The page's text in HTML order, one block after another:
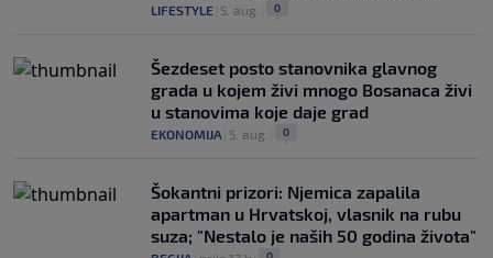
LIFESTYLE 5. aug. 0
Šezdeset posto stanovnika glavnog
grada u kojem živi mnogo Bosanaca živi
u stanovima koje daje grad
EKONOMIJA 5. aug. 0
Šokantni prizori: Njemica zapalila
apartman u Hrvatskoj, vlasnik na rubu
suza; "Nestalo je naših 50 godina života"